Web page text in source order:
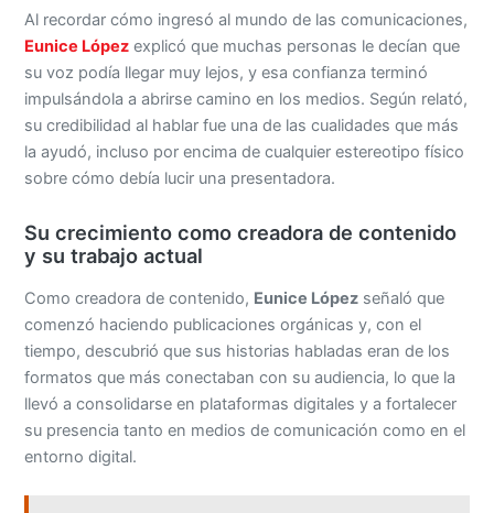
Al recordar cómo ingresó al mundo de las comunicaciones,
Eunice López explicó que muchas personas le decían que
su voz podía llegar muy lejos, y esa confianza terminó
impulsándola a abrirse camino en los medios. Según relató,
su credibilidad al hablar fue una de las cualidades que más
la ayudó, incluso por encima de cualquier estereotipo físico
sobre cómo debía lucir una presentadora.
Su crecimiento como creadora de contenido
y su trabajo actual
Como creadora de contenido, Eunice López señaló que
comenzó haciendo publicaciones orgánicas y, con el
tiempo, descubrió que sus historias habladas eran de los
formatos que más conectaban con su audiencia, lo que la
llevó a consolidarse en plataformas digitales y a fortalecer
su presencia tanto en medios de comunicación como en el
entorno digital.